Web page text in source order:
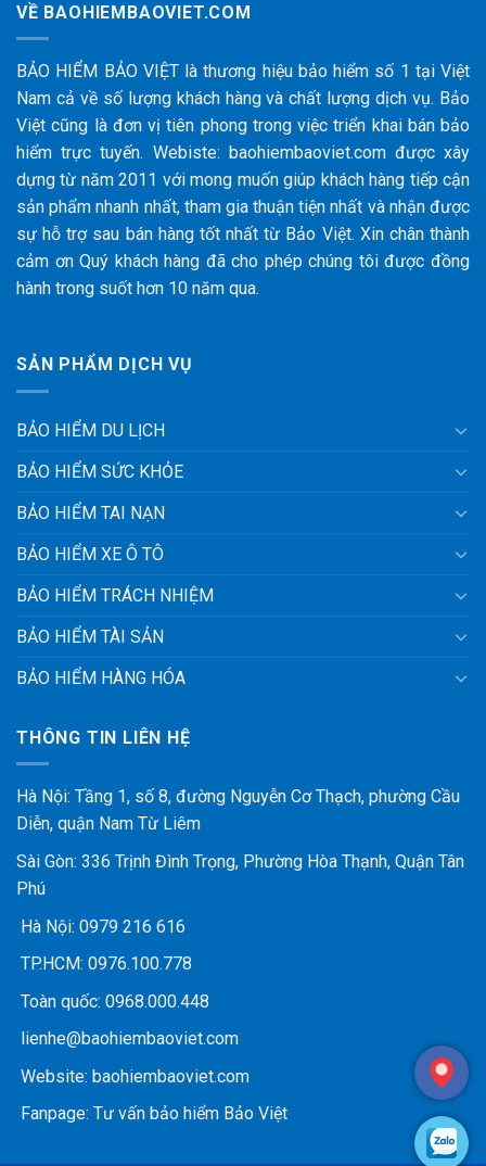
VỀ BAOHIEMBAOVIET.COM
BẢO HIỂM BẢO VIỆT là thương hiệu bảo hiểm số 1 tại Việt
Nam cả về số lượng khách hàng và chất lượng dịch vụ. Bảo
Việt cũng là đơn vị tiên phong trong việc triển khai bán bảo
hiểm trực tuyến. Webiste: baohiembaoviet.com được xây
dựng từ năm 2011 với mong muốn giúp khách hàng tiếp cận
sản phẩm nhanh nhất, tham gia thuận tiện nhất và nhận được
sự hỗ trợ sau bán hàng tốt nhất từ Bảo Việt. Xin chân thành
cảm ơn Quý khách hàng đã cho phép chúng tôi được đồng
hành trong suốt hơn 10 năm qua.
SẢN PHẨM DỊCH VỤ
BẢO HIỂM DU LỊCH
BẢO HIỂM SỨC KHỎE
BẢO HIỂM TAI NẠN
BẢO HIỂM XE Ô TÔ
BẢO HIỂM TRÁCH NHIỆM
BẢO HIỂM TÀI SẢN
BẢO HIỂM HÀNG HÓA
THÔNG TIN LIÊN HỆ
Hà Nội: Tầng 1, số 8, đường Nguyễn Cơ Thạch, phường Cầu
Diễn, quận Nam Từ Liêm
Sài Gòn: 336 Trịnh Đình Trọng, Phường Hòa Thạnh, Quận Tân
Phú
Hà Nội: 0979 216 616
TP.HCM: 0976.100.778
Toàn quốc: 0968.000.448
lienhe@baohiembaoviet.com
Website: baohiembaoviet.com
Fanpage: Tư vấn bảo hiểm Bảo Việt